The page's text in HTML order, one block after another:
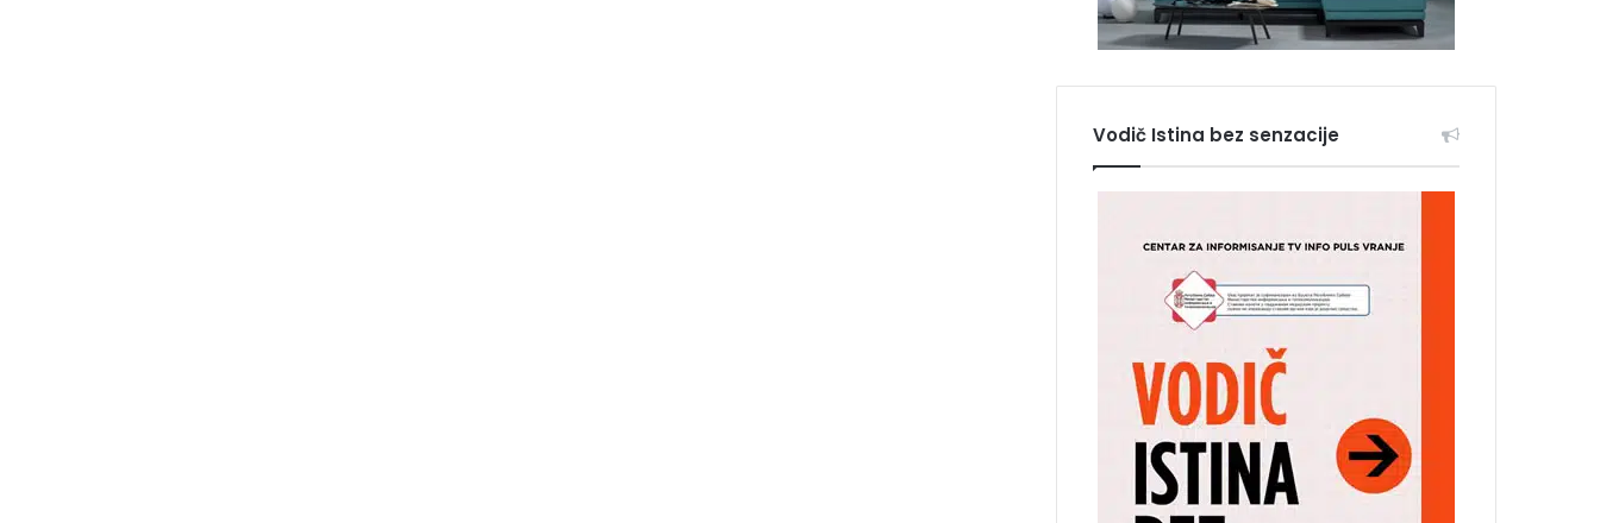
Vodič Istina bez senzacije